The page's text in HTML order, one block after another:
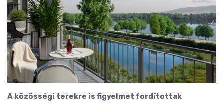
A közösségi terekre is figyelmet fordítottak